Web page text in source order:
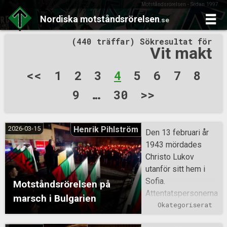
Motståndsrörelsen - Sedan 1997
Nordiska motståndsrörelsen.se
to
(440 träffar) Sökresultat för
Vit makt
Sidnumrering
<< 1 2 3 4 5 6 7
8
9
… 30 >>
Motståndsrörelsen på
marsch i Bulgarien
2026-03-15 Henrik Pihlström
Den 13 februari år
1943 mördades
Christo Lukov
utanför sitt hem i
Sofia.
Attentatspersonerna
var kommunister.
Okategoriserat